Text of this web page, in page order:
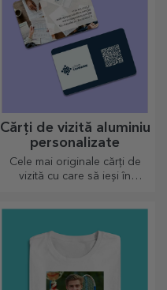
Cărți de vizită aluminiu
personalizate
Cele mai originale cărți de
vizită cu care să ieși în